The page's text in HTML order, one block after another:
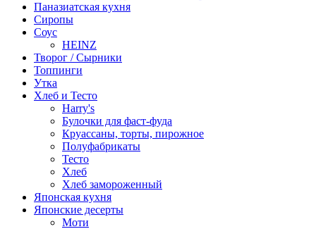
Паназиатская кухня​
Сиропы
Соус
HEINZ
Творог / Сырники
Топпинги
Утка
Хлеб и Тесто
Harry's
Булочки для фаст-фуда
Круассаны, торты, пирожное
Полуфабрикаты
Тесто
Хлеб
Хлеб замороженный
Японская кухня
Японские десерты
Моти